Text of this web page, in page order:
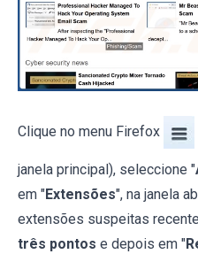
Clique no menu Firefox
janela principal), seleccione "
em "Extensões", na janela
extensões suspeitas
três pontos e depois em "